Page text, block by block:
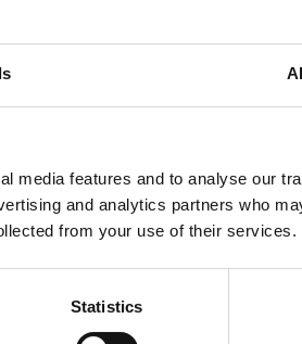
media features and to analyse our
and analytics partners who
from your use of their services.
Statistics
ta